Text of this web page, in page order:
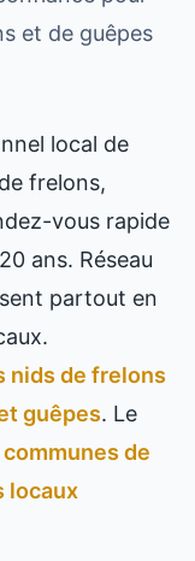
et de guêpes
local de
frelons,
vous rapide
ans. Réseau
partout en
nids de frelons
guêpes. Le
de
locaux